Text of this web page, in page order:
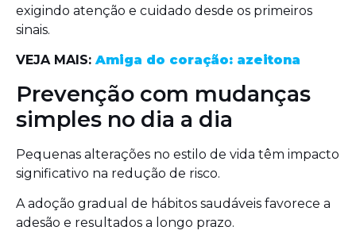
exigindo atenção e cuidado desde os primeiros
sinais.
VEJA MAIS:Amiga do coração: azeitona
Prevenção com mudanças
simples no dia a dia
Pequenas alterações no estilo de vida têm impacto
significativo na redução de risco.
A adoção gradual de hábitos saudáveis favorece a
adesão e resultados a longo prazo.